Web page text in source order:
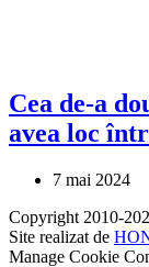
Cea de-a
avea loc
7 mai 2024
Copyright 2010-
Site realizat de
Manage Cookie